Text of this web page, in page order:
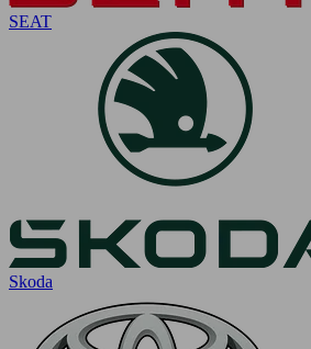
SEAT
Skoda